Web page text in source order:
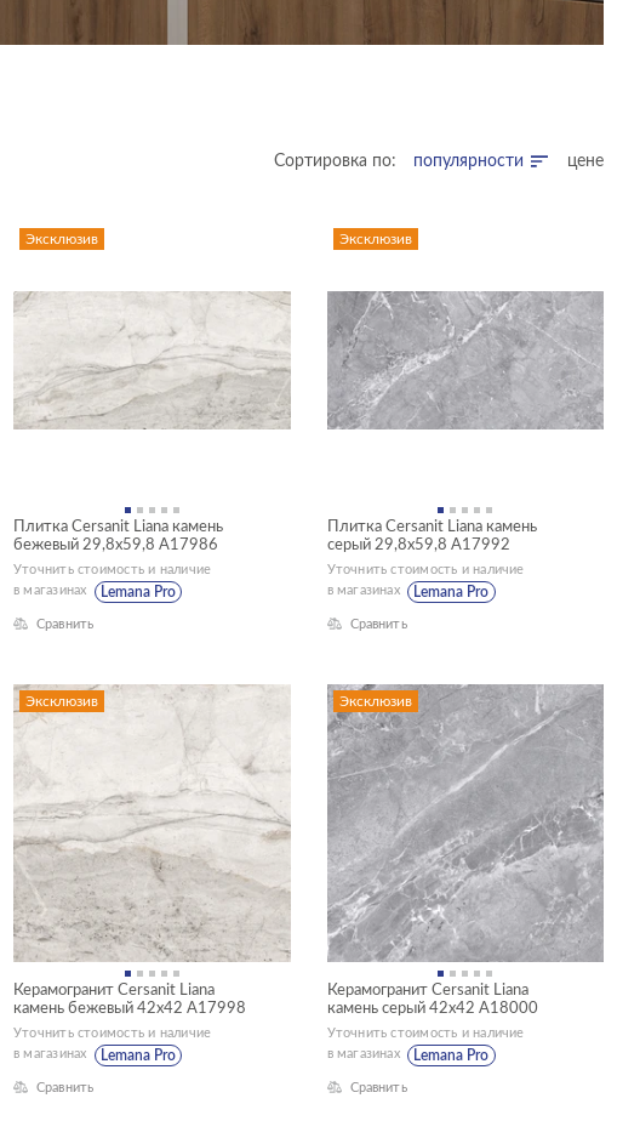
Сортировка по: популярности цене
Эксклюзив
Плитка Cersanit Liana камень
бежевый 29,8x59,8 A17986
Уточнить стоимость и наличие
в магазинах
Lemana Pro
Сравнить
Эксклюзив
Плитка Cersanit Liana камень
серый 29,8x59,8 A17992
Уточнить стоимость и наличие
в магазинах
Lemana Pro
Сравнить
Эксклюзив
Керамогранит Cersanit Liana
камень бежевый 42x42 A17998
Уточнить стоимость и наличие
в магазинах
Lemana Pro
Сравнить
Эксклюзив
Керамогранит Cersanit Liana
камень серый 42x42 A18000
Уточнить стоимость и наличие
в магазинах
Lemana Pro
Сравнить